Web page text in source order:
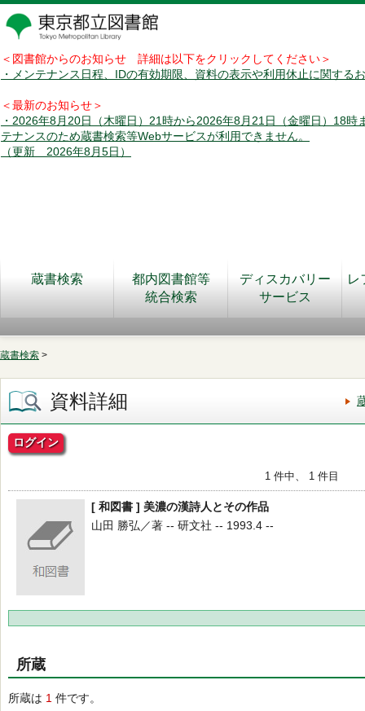
＜図書館からのお知らせ 詳細は以下をクリックしてください＞
・メンテナンス日程、IDの有効期限、資料の表示や利用休止に関する
＜最新のお知らせ＞
・2026年8月20日（木曜日）21時から2026年8月21日（金曜日）18時
テナンスのため蔵書検索等Webサービスが利用できません。
（更新 2026年8月5日）
蔵書検索
都内図書館等
統合検索
ディスカバリー
サービス
レ
蔵書検索 >
資料詳細
ログイン
1 件中、 1 件目
[ 和図書 ] 美濃の漢詩人とその作品
山田 勝弘／著 -- 研文社 -- 1993.4 --
所蔵
所蔵は 1 件です。